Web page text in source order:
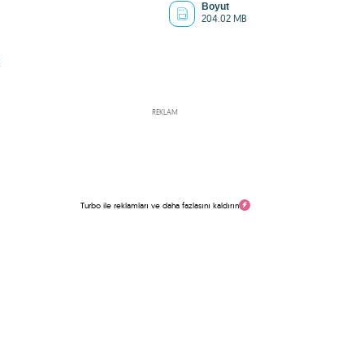
Boyut
204.02 MB
REKLAM
Turbo ile reklamları ve daha fazlasını kaldırın